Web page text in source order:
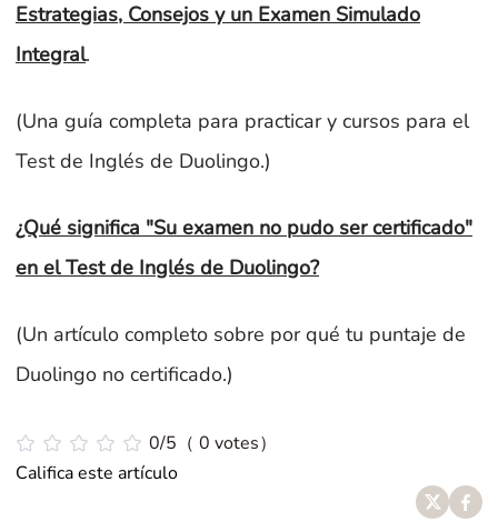
Estrategias, Consejos y un Examen Simulado
Integral.
(Una guía completa para practicar y cursos para el
Test de Inglés de Duolingo.)
¿Qué significa "Su examen no pudo ser certificado"
en el Test de Inglés de Duolingo?
(Un artículo completo sobre por qué tu puntaje de
Duolingo no certificado.)
0/5（ 0 votes）
Califica este artículo